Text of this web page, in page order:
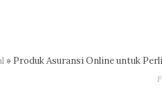
» Produk Asuransi Online untuk